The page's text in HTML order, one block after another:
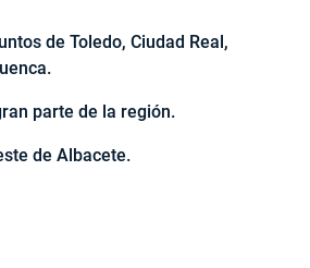
de Toledo, Ciudad Real,
parte de la región.
de Albacete.